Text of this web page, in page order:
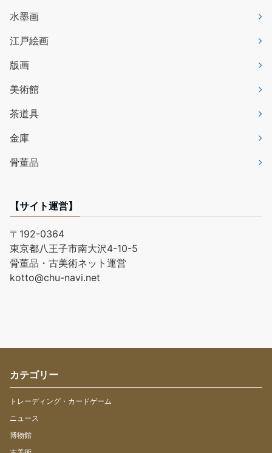
水墨画
江戸絵画
版画
美術館
茶道具
金庫
骨董品
【サイト運営】
〒192-0364
東京都八王子市南大沢4-10-5
骨董品・古美術ネット運営
kotto@chu-navi.net
カテゴリー
トレーディング・カードゲーム
ニュース
博物館